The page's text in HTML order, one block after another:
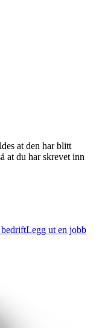
at den har blitt
at du har skrevet inn
Legg ut en jobb